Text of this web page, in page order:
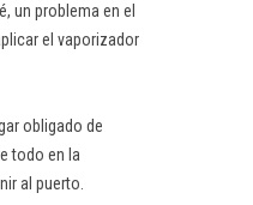
un problema en el
el vaporizador
obligado de
todo en la
al puerto.